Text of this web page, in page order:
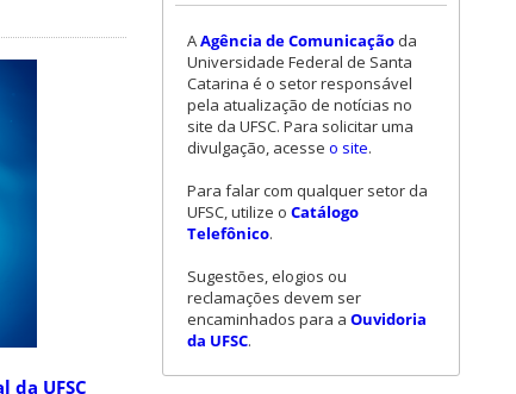
UFSC
AAgência de Comunicação da
Universidade Federal de Santa
Catarina é o setor responsável
pela atualização de notícias no
site da UFSC. Para solicitar uma
divulgação, acesse o site.
Para falar com qualquer setor da
UFSC, utilize o Catálogo
Telefônico.
Sugestões, elogios ou
reclamações devem ser
encaminhados para a Ouvidoria
da UFSC.